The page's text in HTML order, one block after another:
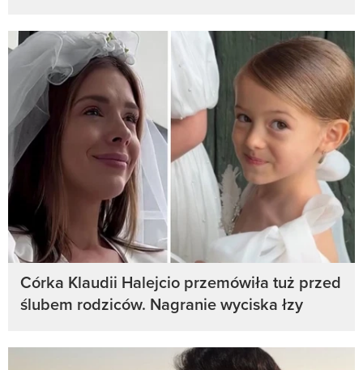
Córka Klaudii Halejcio przemówiła tuż przed
ślubem rodziców. Nagranie wyciska łzy